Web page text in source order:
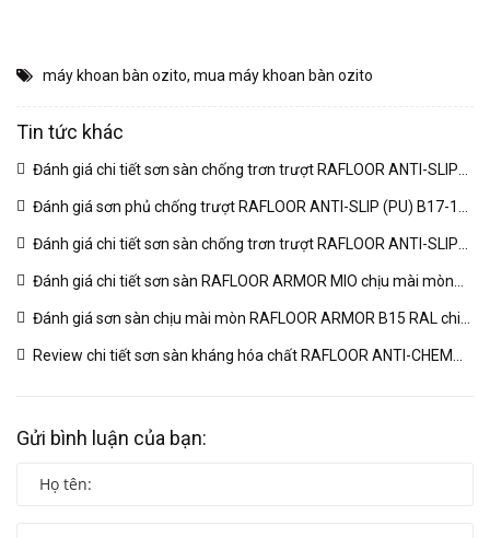
máy khoan bàn ozito, mua máy khoan bàn ozito
Tin tức khác
Đánh giá chi tiết sơn sàn chống trơn trượt RAFLOOR ANTI-SLIP
MIO B18 RAL | VINP
(04/03/2026)
Đánh giá sơn phủ chống trượt RAFLOOR ANTI-SLIP (PU) B17-1
RAL chuyên sâu | VINP
(04/03/2026)
Đánh giá chi tiết sơn sàn chống trơn trượt RAFLOOR ANTI-SLIP
B17 RAL | VINP
Đánh giá chi tiết sơn sàn RAFLOOR ARMOR MIO chịu mài mòn
Đánh giá sơn sàn chịu mài mòn RAFLOOR ARMOR B15 RAL chi
(04/03/2026)
Review chi tiết sơn sàn kháng hóa chất RAFLOOR ANTI-CHEM
Gửi bình luận của bạn: